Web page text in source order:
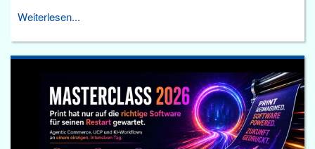
Weiterlesen...